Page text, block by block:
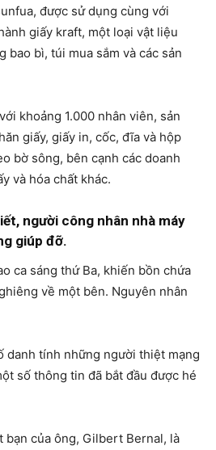
được sử dụng cùng với
giấy kraft, một loại vật liệu
bao bì, túi mua sắm và các sản
khoảng 1.000 nhân viên, sản
giấy, giấy in, cốc, đĩa và hộp
bờ sông, bên cạnh các doanh
và hóa chất khác.
người công nhân nhà máy
giúp đỡ.
ca sáng thứ Ba, khiến bồn chứa
về một bên. Nguyên nhân
danh tính những người thiệt mạng
số thông tin đã bắt đầu được hé
của ông, Gilbert Bernal, là